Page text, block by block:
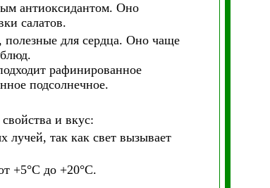
антиоксидантом. Оно
салатов.
для сердца. Оно чаще
рафинированное
подсолнечное.
и вкус:
так как свет вызывает
+5°C до +20°C.